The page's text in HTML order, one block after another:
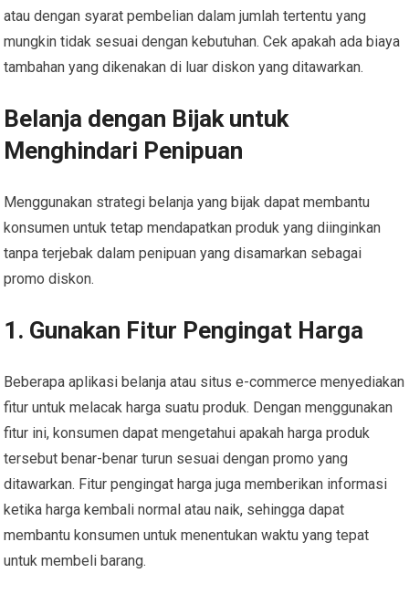
atau dengan syarat pembelian dalam jumlah tertentu yang
mungkin tidak sesuai dengan kebutuhan. Cek apakah ada biaya
tambahan yang dikenakan di luar diskon yang ditawarkan.
Belanja dengan Bijak untuk
Menghindari Penipuan
Menggunakan strategi belanja yang bijak dapat membantu
konsumen untuk tetap mendapatkan produk yang diinginkan
tanpa terjebak dalam penipuan yang disamarkan sebagai
promo diskon.
1. Gunakan Fitur Pengingat Harga
Beberapa aplikasi belanja atau situs e-commerce menyediakan
fitur untuk melacak harga suatu produk. Dengan menggunakan
fitur ini, konsumen dapat mengetahui apakah harga produk
tersebut benar-benar turun sesuai dengan promo yang
ditawarkan. Fitur pengingat harga juga memberikan informasi
ketika harga kembali normal atau naik, sehingga dapat
membantu konsumen untuk menentukan waktu yang tepat
untuk membeli barang.